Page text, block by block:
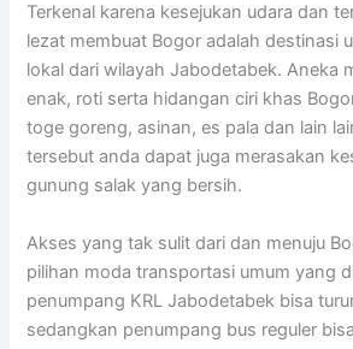
Terkenal karena kesejukan udara dan
lezat membuat Bogor adalah destinasi
lokal dari wilayah Jabodetabek. Aneka
enak, roti serta hidangan ciri khas
toge goreng, asinan, es pala dan lain
tersebut anda dapat juga merasakan
gunung salak yang bersih.
Akses yang tak sulit dari dan menuju
pilihan moda transportasi umum yang
penumpang KRL Jabodetabek bisa
sedangkan penumpang bus reguler